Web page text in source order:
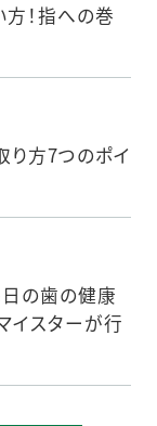
！指への巻
り方7つのポイ
日の歯の健康
イスターが行